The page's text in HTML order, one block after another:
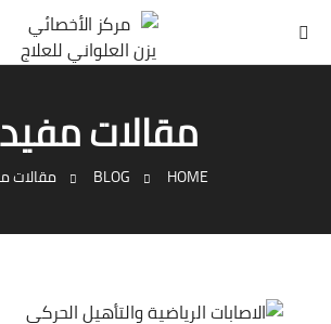
مقالات
HOME
BLOG مقالات